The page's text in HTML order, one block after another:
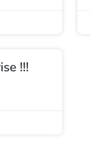
!!!